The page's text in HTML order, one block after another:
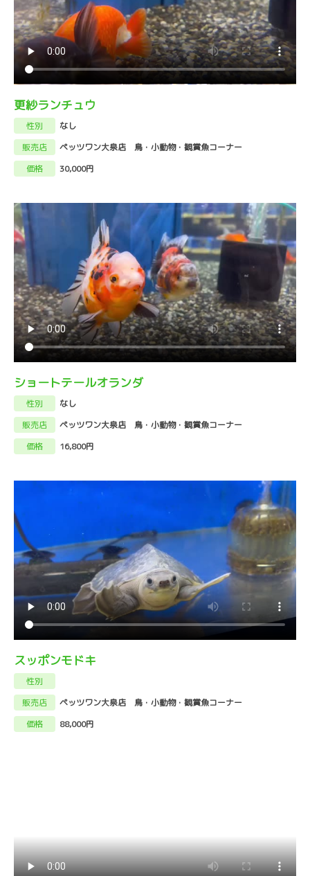
更紗ランチュウ
性別
なし
販売店
ペッツワン大泉店 鳥・小動物・観賞魚コーナー
価格
30,000円
ショートテールオランダ
性別
なし
販売店
ペッツワン大泉店 鳥・小動物・観賞魚コーナー
価格
16,800円
スッポンモドキ
性別
販売店
ペッツワン大泉店 鳥・小動物・観賞魚コーナー
価格
88,000円